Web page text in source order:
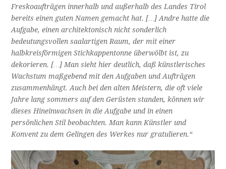
Freskoaufträgen innerhalb und außerhalb des Landes Tirol
bereits einen guten Namen gemacht hat. […] Andre hatte die
Aufgabe, einen architektonisch nicht sonderlich
bedeutungsvollen saalartigen Raum, der mit einer
halbkreisförmigen Stichkappentonne überwölbt ist, zu
dekorieren. […] Man sieht hier deutlich, daß künstlerisches
Wachstum maßgebend mit den Aufgaben und Aufträgen
zusammenhängt. Auch bei den alten Meistern, die oft viele
Jahre lang sommers auf den Gerüsten standen, können wir
dieses Hineinwachsen in die Aufgabe und in einen
persönlichen Stil beobachten. Man kann Künstler und
Konvent zu dem Gelingen des Werkes nur gratulieren.“